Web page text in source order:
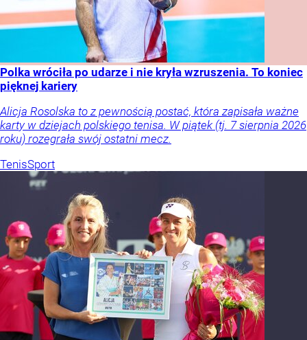
Polka wróciła po udarze i nie kryła wzruszenia. To koniec
pięknej kariery
Alicja Rosolska to z pewnością postać, która zapisała ważne
karty w dziejach polskiego tenisa. W piątek (tj. 7 sierpnia 2026
roku) rozegrała swój ostatni mecz.
TenisSport